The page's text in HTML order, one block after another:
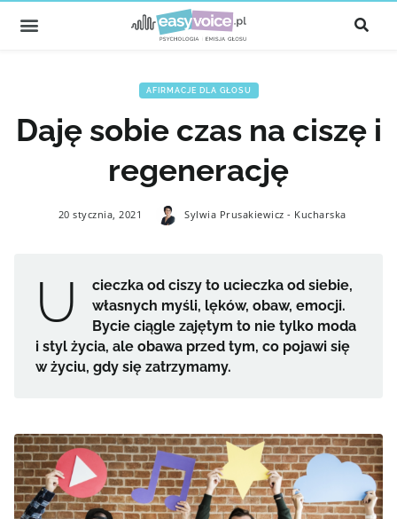
AFIRMACJE DLA GŁOSU
Daję sobie czas na ciszę i
regenerację
20 stycznia, 2021 Sylwia Prusakiewicz - Kucharska
U
cieczka od ciszy to ucieczka od siebie,
własnych myśli, lęków, obaw, emocji.
Bycie ciągle zajętym to nie tylko moda
i styl życia, ale obawa przed tym, co pojawi się
w życiu, gdy się zatrzymamy.